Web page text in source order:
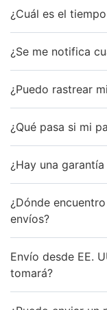
¿Cuál es el
¿Se me notifica
¿Puedo rastrear
¿Qué pasa si mi
¿Hay una
¿Dónde
envíos?
Envío desde EE.
tomará?